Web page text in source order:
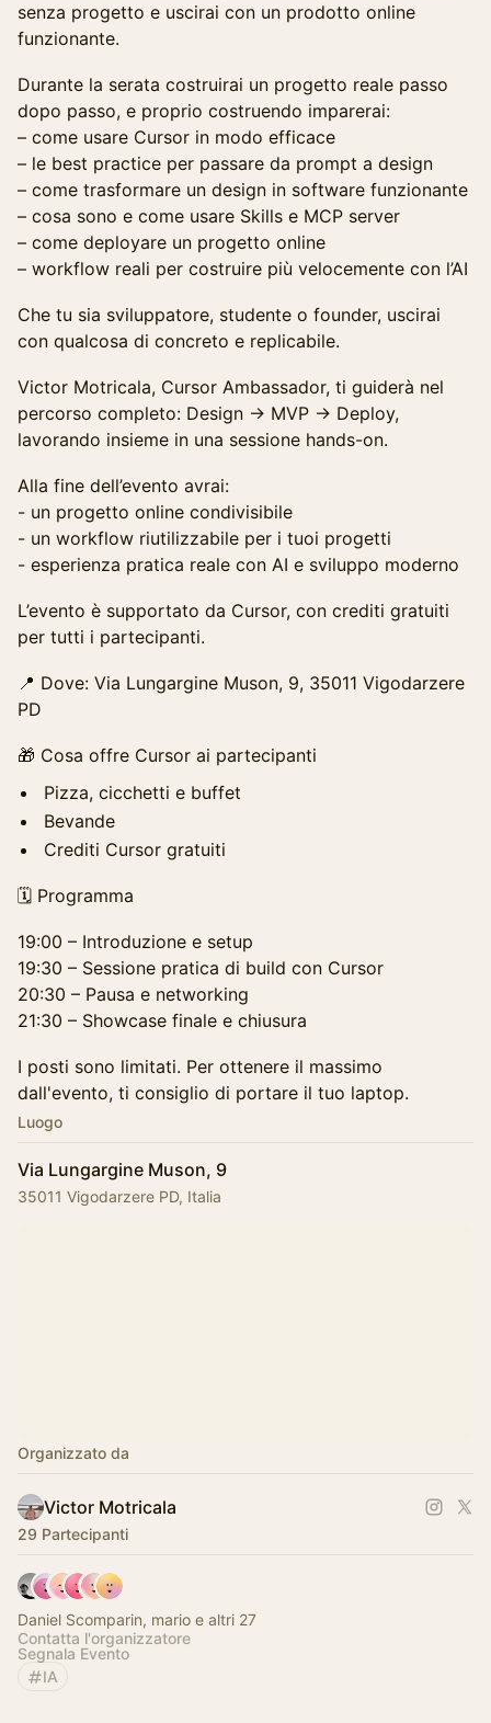
senza progetto e uscirai con un prodotto online
funzionante.
Durante la serata costruirai un progetto reale passo
dopo passo, e proprio costruendo imparerai:
– come usare Cursor in modo efficace
– le best practice per passare da prompt a design
– come trasformare un design in software funzionante
– cosa sono e come usare Skills e MCP server
– come deployare un progetto online
– workflow reali per costruire più velocemente con l’AI
Che tu sia sviluppatore, studente o founder, uscirai
con qualcosa di concreto e replicabile.
Victor Motricala, Cursor Ambassador, ti guiderà nel
percorso completo: Design → MVP → Deploy,
lavorando insieme in una sessione hands-on.
Alla fine dell’evento avrai:
- un progetto online condivisibile
- un workflow riutilizzabile per i tuoi progetti
- esperienza pratica reale con AI e sviluppo moderno
L’evento è supportato da Cursor, con crediti gratuiti
per tutti i partecipanti.
📍 Dove: Via Lungargine Muson, 9, 35011 Vigodarzere
PD
🎁 Cosa offre Cursor ai partecipanti
Pizza, cicchetti e buffet
Bevande
Crediti Cursor gratuiti
🗓️ Programma
19:00 – Introduzione e setup
19:30 – Sessione pratica di build con Cursor
20:30 – Pausa e networking
21:30 – Showcase finale e chiusura
I posti sono limitati. Per ottenere il massimo
dall'evento, ti consiglio di portare il tuo laptop.
Luogo
Via Lungargine Muson, 9
35011 Vigodarzere PD, Italia
Organizzato da
Victor Motricala
29 Partecipanti
Daniel Scomparin, mario e altri 27
Contatta l'organizzatore
Segnala Evento
IA